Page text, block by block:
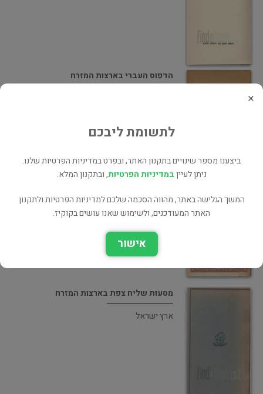
הדפוס העברי בארצות המזרח
ארץ ישראל
מסעות שליח צפת בארצות המזרח
ארץ ישראל
×
לתשומת ליבכם
ביצענו מספר שינויים בתקנון האתר, ובפרט במדיניות הפרטיות שלנו.
ניתן לעייןבמדיניות הפרטיות, ובתקנון המלא.
המשך הגלישה באתר, מהווה הסכמה שלכם למדיניות הפרטיות ולתקנון
האתר המעודכנים, ולשימוש שאנו עושים בקוקיז.
אישור